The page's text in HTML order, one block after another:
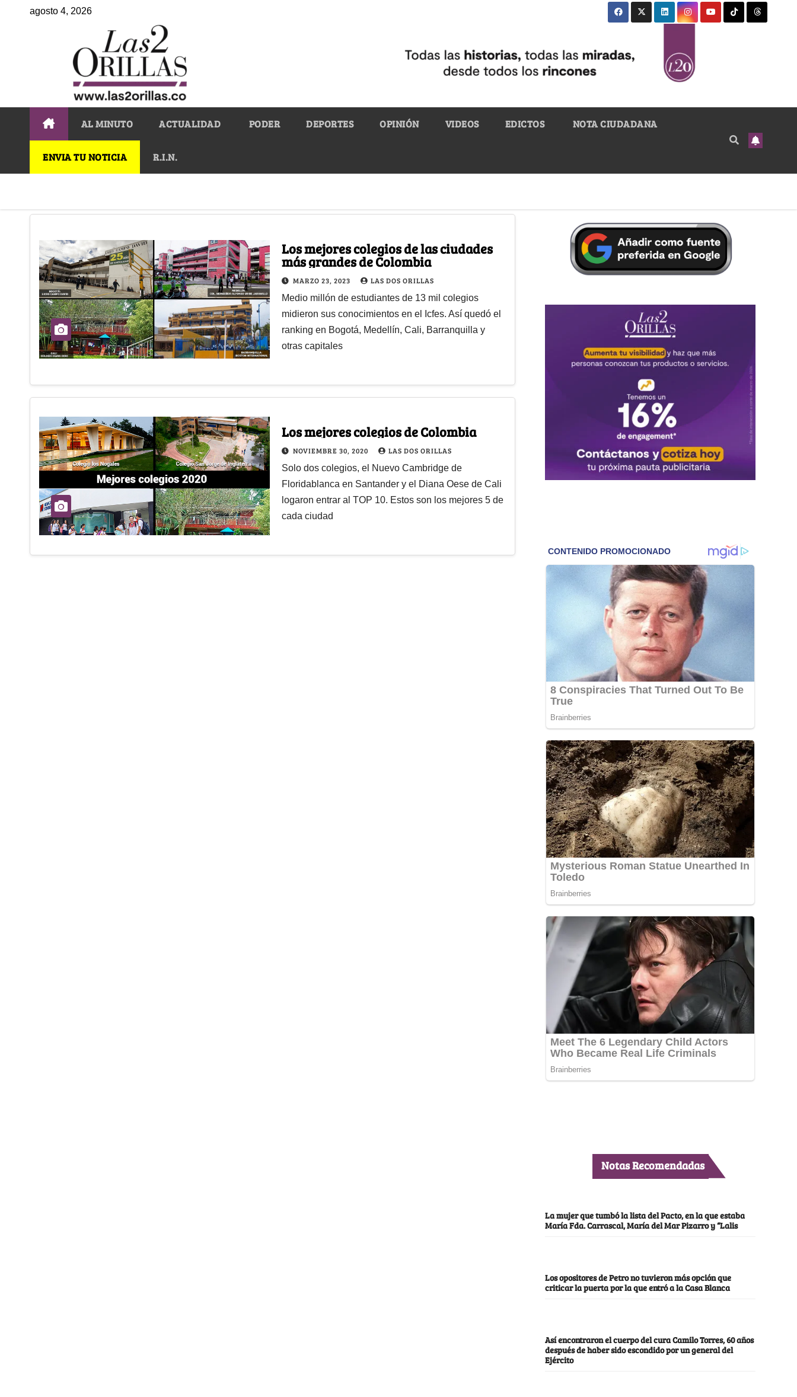
agosto 4, 2026
AL MINUTO ACTUALIDAD PODER DEPORTES OPINIÓN VIDEOS EDICTOS NOTA CIUDADANA
ENVIA TU NOTICIA R.I.N.
Los mejores colegios de las ciudades
más grandes de Colombia
MARZO 23, 2023 LAS DOS ORILLAS
Medio millón de estudiantes de 13 mil colegios
midieron sus conocimientos en el Icfes. Así quedó el
ranking en Bogotá, Medellín, Cali, Barranquilla y
otras capitales
Los mejores colegios de Colombia
NOVIEMBRE 30, 2020 LAS DOS ORILLAS
Solo dos colegios, el Nuevo Cambridge de
Floridablanca en Santander y el Diana Oese de Cali
logaron entrar al TOP 10. Estos son los mejores 5 de
cada ciudad
Notas Recomendadas
La mujer que tumbó la lista del Pacto, en la que estaba
María Fda. Carrascal, María del Mar Pizarro y “Lalis
Los opositores de Petro no tuvieron más opción que
criticar la puerta por la que entró a la Casa Blanca
Así encontraron el cuerpo del cura Camilo Torres, 60 años
después de haber sido escondido por un general del
Ejército